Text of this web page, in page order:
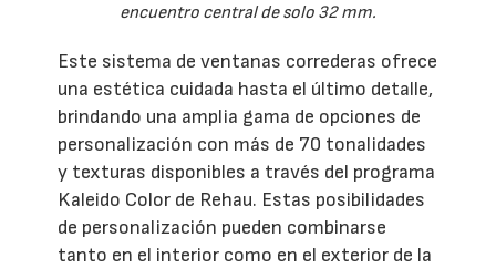
encuentro central de solo 32 mm.
Este sistema de ventanas correderas ofrece
una estética cuidada hasta el último detalle,
brindando una amplia gama de opciones de
personalización con más de 70 tonalidades
y texturas disponibles a través del programa
Kaleido Color de Rehau. Estas posibilidades
de personalización pueden combinarse
tanto en el interior como en el exterior de la